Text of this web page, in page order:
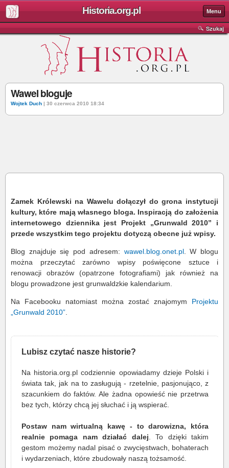
Historia.org.pl Menu
Szukaj
Wawel bloguje
Wojtek Duch | 30 czerwca 2010 18:34
Zamek Królewski na Wawelu dołączył do grona instytucji
kultury, które mają własnego bloga. Inspiracją do założenia
internetowego dziennika jest Projekt „Grunwald 2010” i
przede wszystkim tego projektu dotyczą obecne już wpisy.
Blog znajduje się pod adresem: wawel.blog.onet.pl. W blogu
można przeczytać zarówno wpisy poświęcone sztuce i
renowacji obrazów (opatrzone fotografiami) jak również na
blogu prowadzone jest grunwaldzkie kalendarium.
Na Facebooku natomiast można zostać znajomym Projektu
„Grunwald 2010”
Lubisz czytać nasze historie?
Na historia.org.pl codziennie opowiadamy dzieje Polski i
świata tak, jak na to zasługują - rzetelnie, pasjonująco, z
szacunkiem do faktów. Ale żadna opowieść nie przetrwa
bez tych, którzy chcą jej słuchać i ją wspierać.
Postaw nam wirtualną kawę - to darowizna, która
realnie pomaga nam działać dalej . To dzięki takim
gestom możemy nadal pisać o zwycięstwach, bohaterach
i wydarzeniach, które zbudowały naszą tożsamość.